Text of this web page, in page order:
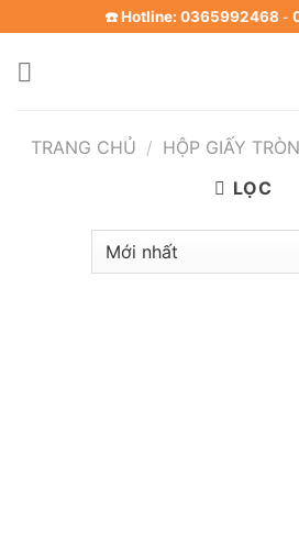
to
content
☎️ Hotline: 0365992468 -
TRANG CHỦ / HỘP GIẤY TRÒN
LỌC